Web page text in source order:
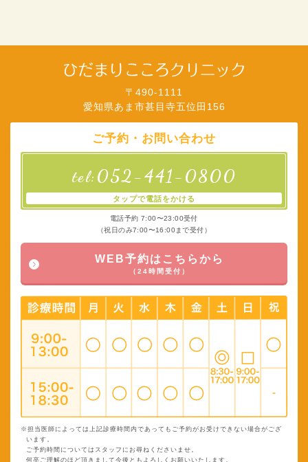
〒490-1111
愛知県あま市甚目寺五位田156
ご予約・お問い合わせ
tel: 052-441-0800
タップで電話をかける
電話予約 7:00〜23:00受付
（祝日のみ7:00〜16:00まで受付）
WEB予約はこちらから
（24時間受付）
※担当医師によっては上記診療時間内であってもご予約がお受けできない場合がござ
います。
ご予約時間についてはスタッフにお尋ねくださいませ。
何卒ご理解のほど頂きまして今後ともよろしくお願いいたします。